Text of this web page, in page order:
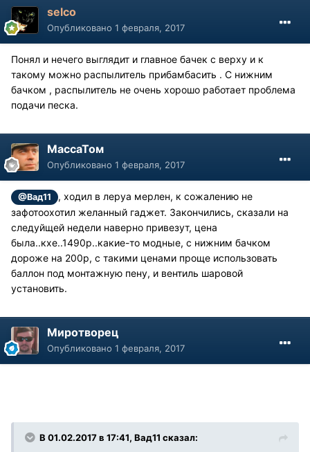
selco
Опубликовано 1 февраля, 2017
Понял и нечего выглядит и главное бачек с верху и к
такому можно распылитель прибамбасить . С нижним
бачком , распылитель не очень хорошо работает проблема
подачи песка.
МассаТом
Опубликовано 1 февраля, 2017
@Вад11
, ходил в леруа мерлен, к сожалению не
зафотоохотил желанный гаджет. Закончились, сказали на
следуйщей недели наверно привезут, цена
была..кхе..1490р..какие-то модные, с нижним бачком
дороже на 200р, с такими ценами проще использовать
баллон под монтажную пену, и вентиль шаровой
установить.
Миротворец
Опубликовано 1 февраля, 2017
В 01.02.2017 в 17:41, Вад11 сказал: